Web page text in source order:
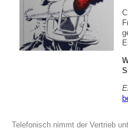
Telefonisch nimmt der Vertrieb